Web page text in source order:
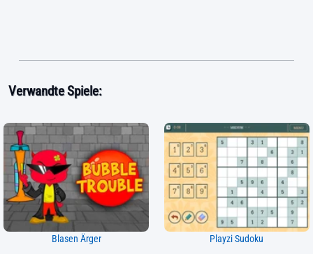
Verwandte Spiele:
Blasen Ärger Playzi Sudoku